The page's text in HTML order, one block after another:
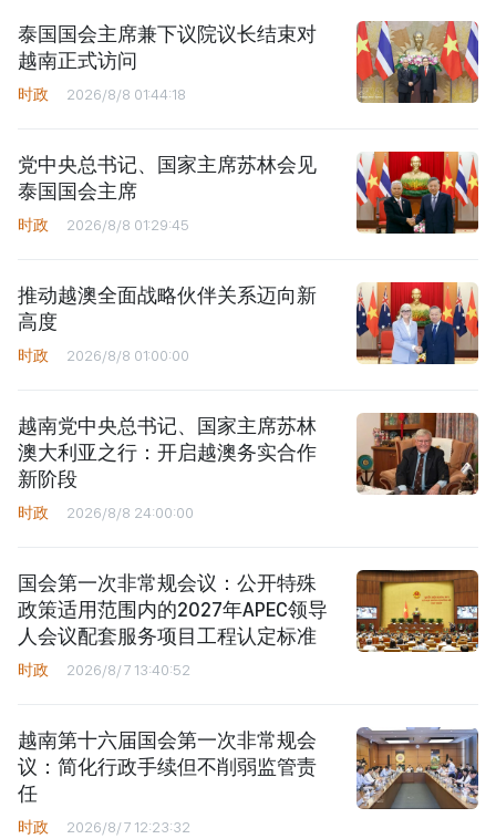
泰国国会主席兼下议院议长结束对
越南正式访问
时政 2026/8/8 01:44:18
党中央总书记、国家主席苏林会见
泰国国会主席
时政 2026/8/8 01:29:45
推动越澳全面战略伙伴关系迈向新
高度
时政 2026/8/8 01:00:00
越南党中央总书记、国家主席苏林
澳大利亚之行：开启越澳务实合作
新阶段
时政 2026/8/8 24:00:00
国会第一次非常规会议：公开特殊
政策适用范围内的2027年APEC领导
人会议配套服务项目工程认定标准
时政 2026/8/7 13:40:52
越南第十六届国会第一次非常规会
议：简化行政手续但不削弱监管责
任
时政 2026/8/7 12:23:32